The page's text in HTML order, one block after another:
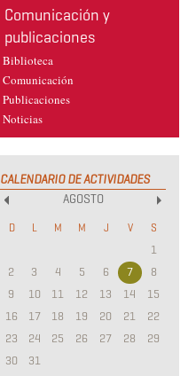
Comunicación y
publicaciones
Biblioteca
Comunicación
Publicaciones
Noticias
CALENDARIO DE ACTIVIDADES
AGOSTO
D L M M J V S
1
2
3 4 5 6 7
8
9
10 11 12 13 14
15
16
17 18 19 20 21
22
23
24 25 26 27 28
29
30
31